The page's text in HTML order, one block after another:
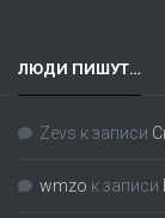
ЛЮДИ ПИШУТ…
Zevs к записи
wmzo к записи